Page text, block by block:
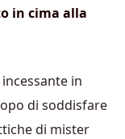
in cima alla
in
di soddisfare
di mister